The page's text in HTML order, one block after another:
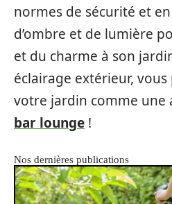
normes de sécurité et
d’ombre et de lumière
et du charme à son
éclairage extérieur,
votre jardin comme une
bar lounge !
Nos dernières publications